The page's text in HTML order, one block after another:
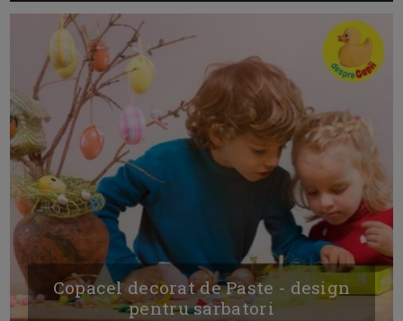
Copacel decorat de Paste - design
pentru sarbatori